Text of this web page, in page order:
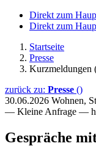
Direkt zum
Direkt zum
Startseite
Presse
Kurzmeldungen
zurück zu: Presse ()
30.06.2026 Wohnen,
— Kleine Anfrage —
Gespräche